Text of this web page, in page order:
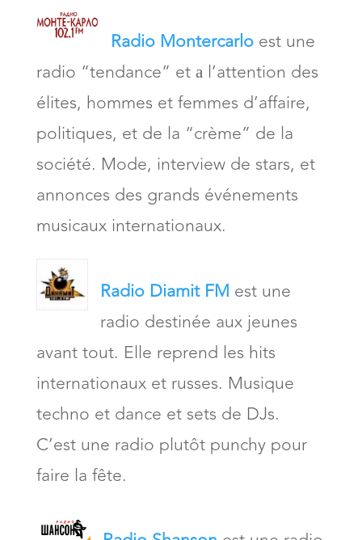
Radio Montercarloest une
radio “tendance” et а l’attention des
élites, hommes et femmes d’affaire,
politiques, et de la “crème” de la
société. Mode, interview de stars, et
annonces des grands événements
musicaux internationaux.
Radio Diamit FM est une
radio destinée aux jeunes
avant tout. Elle reprend les hits
internationaux et russes. Musique
techno et dance et sets de DJs.
C’est une radio plutôt punchy pour
faire la fête.